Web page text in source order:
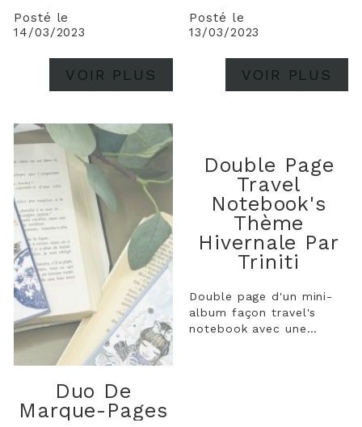
Posté le
14/03/2023
VOIR PLUS
Posté le
13/03/2023
VOIR PLUS
Duo De
Marque-Pages
Double Page
Travel
Notebook's
Thème
Hivernale Par
Triniti
Double page d'un mini-
album façon travel's
notebook avec une